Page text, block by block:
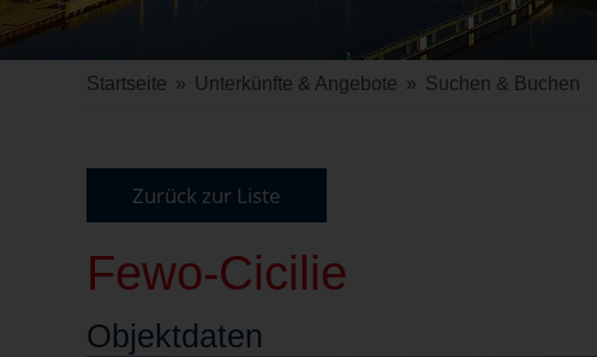
Startseite » Unterkünfte & Angebote » Suchen & Buchen
Zurück zur Liste
Fewo-Cicilie
Objektdaten